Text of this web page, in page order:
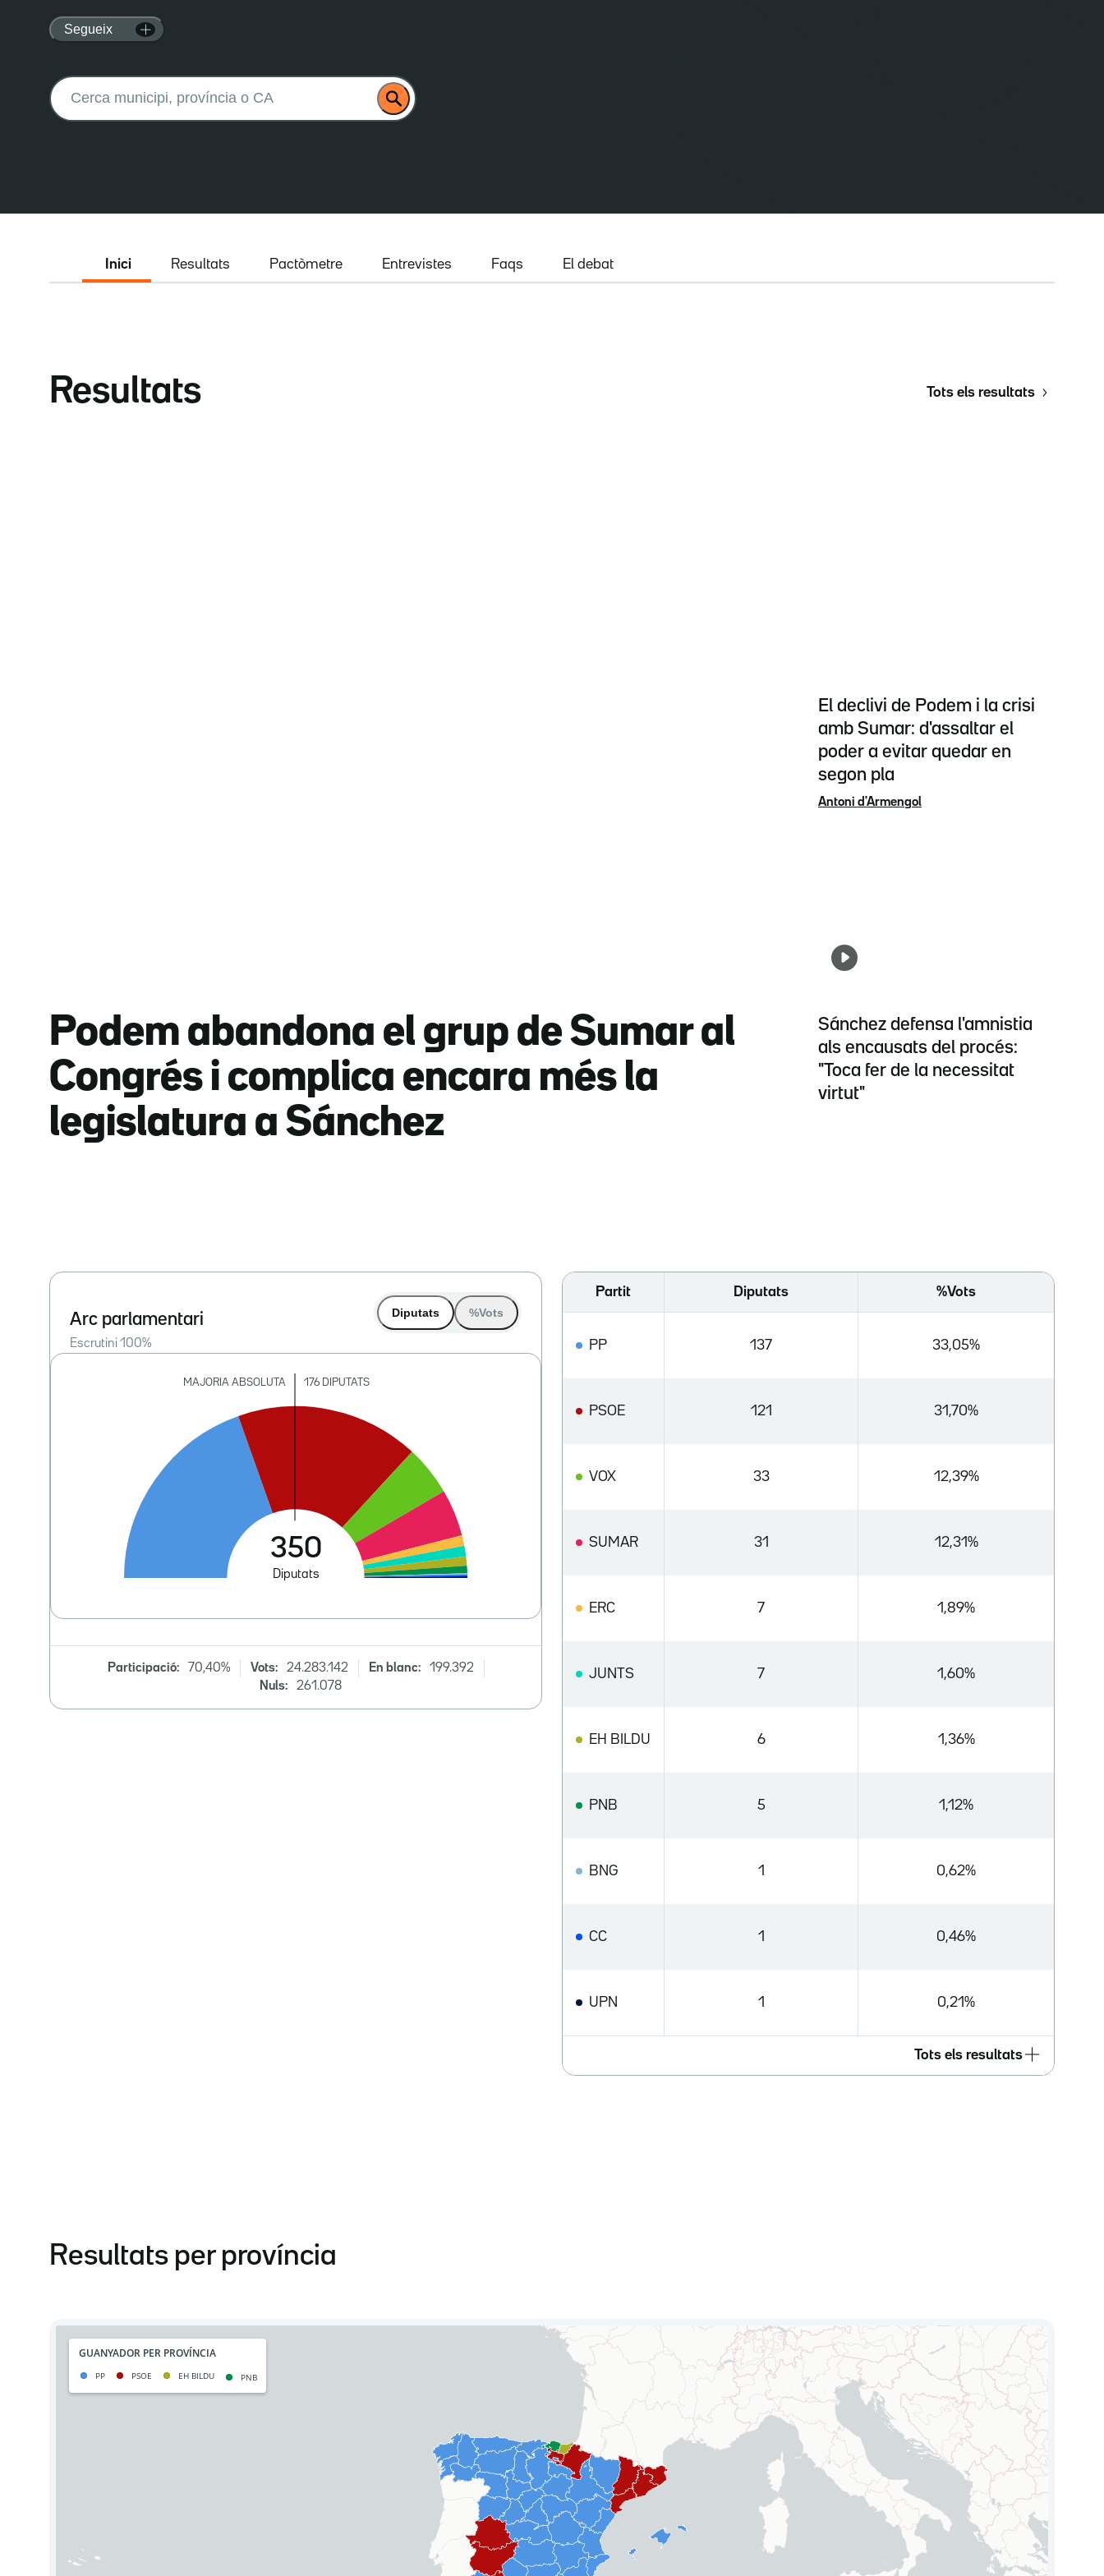
Segueix
Buscar:
Inici Resultats Pactòmetre Entrevistes Faqs El debat
Resultats Tots els resultats
Podem abandona el grup de Sumar al
Congrés i complica encara més la
legislatura a Sánchez
El declivi de Podem i la crisi
amb Sumar: d'assaltar el
poder a evitar quedar en
segon pla
Antoni d'Armengol
Sánchez defensa l'amnistia
als encausats del procés:
"Toca fer de la necessitat
virtut"
Arc parlamentari
Escrutini 100%
Diputats %Vots
Participació: 70,40% Vots: 24.283.142 En blanc:
199.392
Nuls:
261.078
Partit Diputats %Vots
PP 137 33,05%
PSOE 121 31,70%
VOX 33 12,39%
SUMAR 31 12,31%
ERC 7 1,89%
JUNTS 7 1,60%
EH BILDU 6 1,36%
PNB 5 1,12%
BNG 1 0,62%
CC 1 0,46%
UPN 1 0,21%
Tots els resultats
Resultats per província